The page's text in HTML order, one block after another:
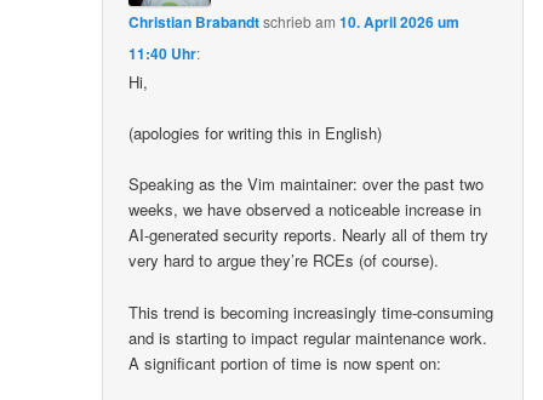
Christian Brabandtschriebam10. April 2026 um
11:40 Uhr:
Hi,
(apologies for writing this in English)
Speaking as the Vim maintainer: over the past two
weeks, we have observed a noticeable increase in
AI-generated security reports. Nearly all of them try
very hard to argue they’re RCEs (of course).
This trend is becoming increasingly time-consuming
and is starting to impact regular maintenance work.
A significant portion of time is now spent on: